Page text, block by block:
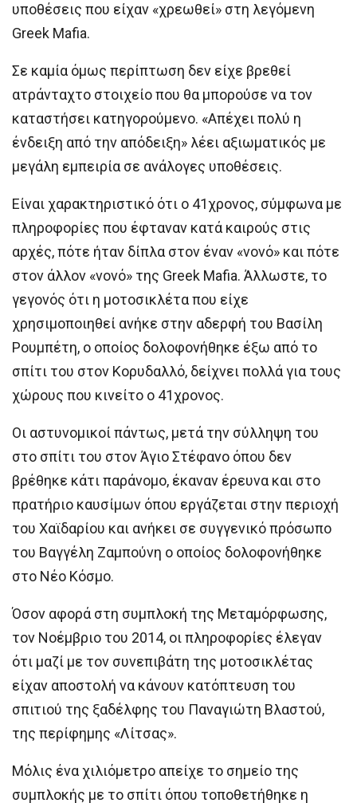
υποθέσεις που είχαν «χρεωθεί» στη λεγόμενη
Greek Mafia.
Σε καμία όμως περίπτωση δεν είχε βρεθεί
ατράνταχτο στοιχείο που θα μπορούσε να τον
καταστήσει κατηγορούμενο. «Απέχει πολύ η
ένδειξη από την απόδειξη» λέει αξιωματικός με
μεγάλη εμπειρία σε ανάλογες υποθέσεις.
Είναι χαρακτηριστικό ότι ο 41χρονος, σύμφωνα με
πληροφορίες που έφταναν κατά καιρούς στις
αρχές, πότε ήταν δίπλα στον έναν «νονό» και πότε
στον άλλον «νονό» της Greek Mafia. Άλλωστε, το
γεγονός ότι η μοτοσικλέτα που είχε
χρησιμοποιηθεί ανήκε στην αδερφή του Βασίλη
Ρουμπέτη, ο οποίος δολοφονήθηκε έξω από το
σπίτι του στον Κορυδαλλό, δείχνει πολλά για τους
χώρους που κινείτο ο 41χρονος.
Οι αστυνομικοί πάντως, μετά την σύλληψη του
στο σπίτι του στον Άγιο Στέφανο όπου δεν
βρέθηκε κάτι παράνομο, έκαναν έρευνα και στο
πρατήριο καυσίμων όπου εργάζεται στην περιοχή
του Χαϊδαρίου και ανήκει σε συγγενικό πρόσωπο
του Βαγγέλη Ζαμπούνη ο οποίος δολοφονήθηκε
στο Νέο Κόσμο.
Όσον αφορά στη συμπλοκή της Μεταμόρφωσης,
τον Νοέμβριο του 2014, οι πληροφορίες έλεγαν
ότι μαζί με τον συνεπιβάτη της μοτοσικλέτας
είχαν αποστολή να κάνουν κατόπτευση του
σπιτιού της ξαδέλφης του Παναγιώτη Βλαστού,
της περίφημης «Λίτσας».
Μόλις ένα χιλιόμετρο απείχε το σημείο της
συμπλοκής με το σπίτι όπου τοποθετήθηκε η